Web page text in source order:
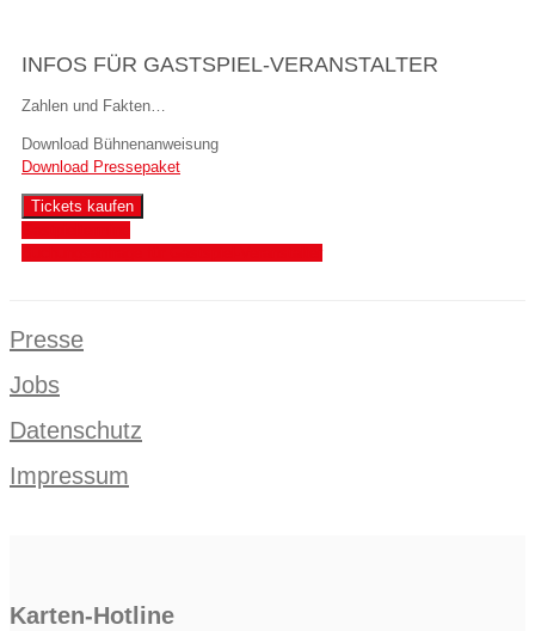
INFOS FÜR GASTSPIEL-VERANSTALTER
Zahlen und Fakten…
Download Bühnenanweisung
Download Pressepaket
Tickets kaufen
Presse
Jobs
Datenschutz
Impressum
Karten-Hotline